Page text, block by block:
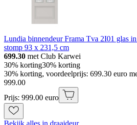
Lundia binnendeur Frama Tva 2I01 glas
stomp 93 x 231,5 cm
699.30 met Club Karwei
30% korting30% korting
30% korting, voordeelprijs: 699.30 euro
999.00
Prijs: 999.00 euro
Bekijk alles in draaideur